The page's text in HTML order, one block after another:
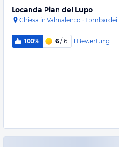
Locanda Pian del Lupo
Chiesa in Valmalenco · Lombardei
100% 6 / 6 1 Bewertung